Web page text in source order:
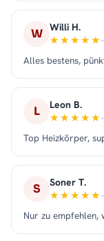
W Willi H.
Alles bestens,
L Leon B.
Top Heizkörper,
S Soner T.
Nur zu empfehlen,